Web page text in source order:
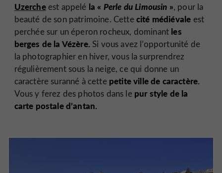
Uzercheest appelé la « Perle du Limousin », pour la
beauté de son patrimoine. Cettecité médiévale est
perchée sur un éperon rocheux, dominant les
berges de la Vézère. Si vous avez l’opportunité de
la photographier en hiver, vous la surprendrez
régulièrement sous la neige, ce qui donne un
caractère suranné à cette petite ville de caractère.
Vous y ferez des photos dans le pur style de la
carte postale d’antan.